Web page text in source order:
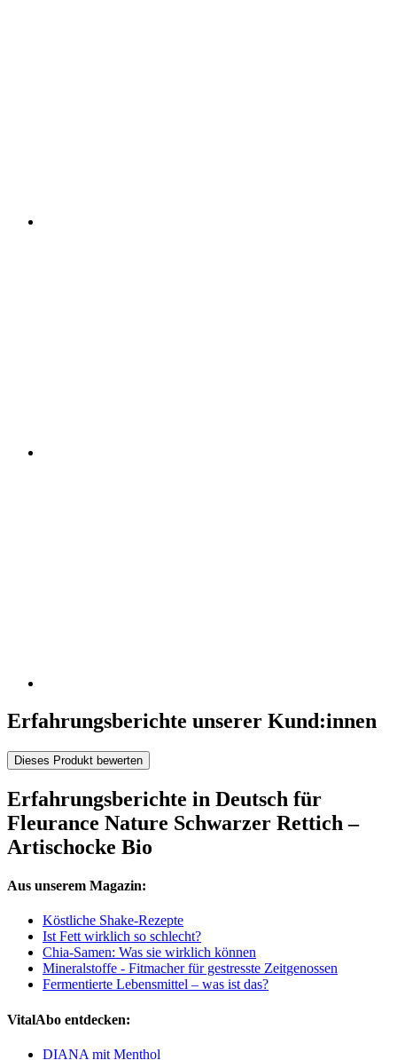
Erfahrungsberichte unserer Kund:innen
Dieses Produkt bewerten
Erfahrungsberichte in Deutsch für
Fleurance Nature Schwarzer Rettich –
Artischocke Bio
Aus unserem Magazin:
Köstliche Shake-Rezepte
Ist Fett wirklich so schlecht?
Chia-Samen: Was sie wirklich können
Mineralstoffe - Fitmacher für gestresste Zeitgenossen
Fermentierte Lebensmittel – was ist das?
VitalAbo entdecken:
DIANA mit Menthol